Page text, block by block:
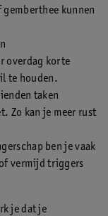
gemberthee kunnen
overdag korte
te houden.
taken
Zo kan je meer rust
ben je vaak
vermijd triggers
je dat je